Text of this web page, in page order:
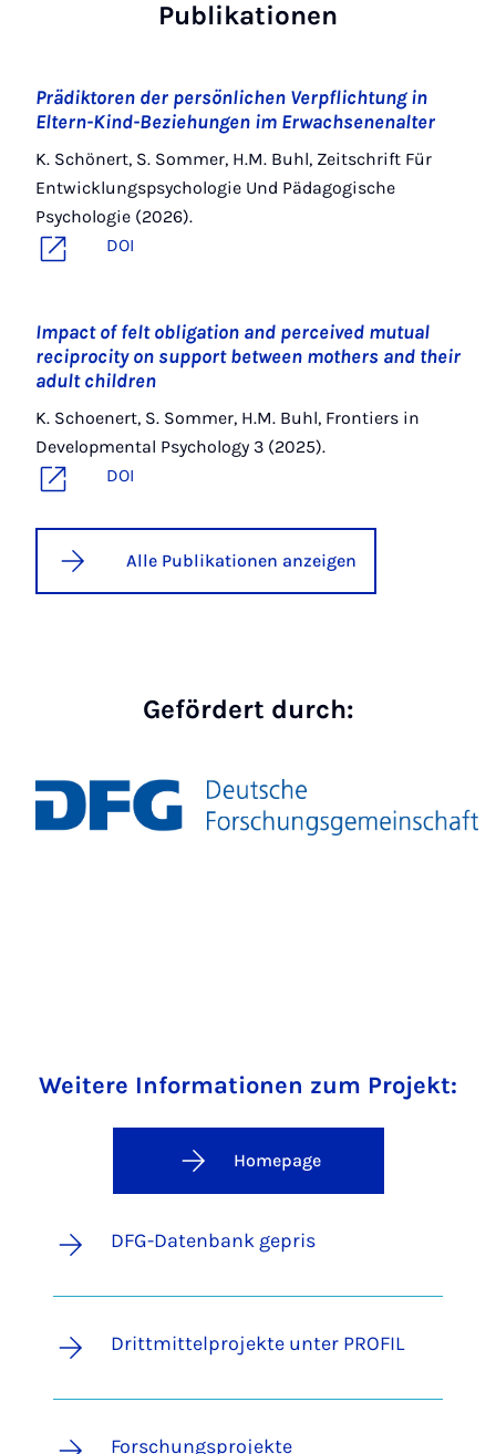
Publikationen
Prädiktoren der persönlichen Verpflichtung in
Eltern-Kind-Beziehungen im Erwachsenenalter
K. Schönert, S. Sommer, H.M. Buhl, Zeitschrift Für
Entwicklungspsychologie Und Pädagogische
Psychologie (2026).
DOI
Impact of felt obligation and perceived mutual
reciprocity on support between mothers and their
adult children
K. Schoenert, S. Sommer, H.M. Buhl, Frontiers in
Developmental Psychology 3 (2025).
DOI
Alle Publikationen anzeigen
Gefördert durch:
Weitere Informationen zum Projekt:
Homepage
DFG-Datenbank gepris
Drittmittelprojekte unter PROFIL
Forschungsprojekte